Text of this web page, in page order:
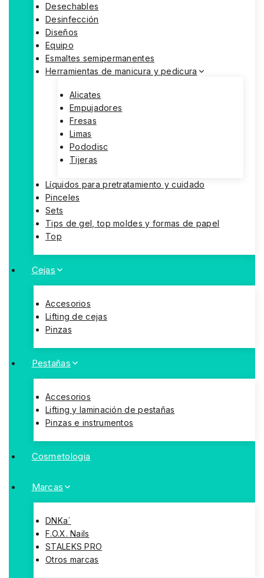
Desechables
Desinfección
Diseños
Equipo
Esmaltes semipermanentes
Herramientas de manicura y pedicura
Alicates
Empujadores
Fresas
Limas
Pododisc
Tijeras
Líquidos para pretratamiento y cuidado
Pinceles
Sets
Tips de gel, top moldes y formas de papel
Top
Cejas
Accesorios
Lifting de cejas
Pinzas
Pestañas
Accesorios
Lifting y laminación de pestañas
Pinzas e instrumentos
Cosmetologia
Marcas
DNKa´
F.O.X. Nails
STALEKS PRO
Otros marcas